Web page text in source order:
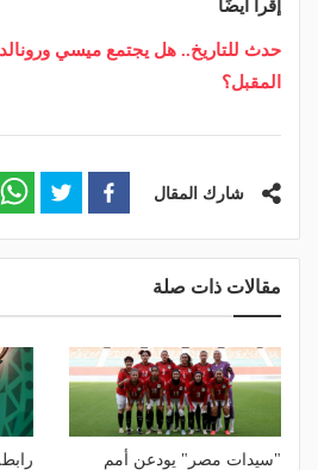
إقرأ أيضًا
حدث للتاريخ.. هل يجتمع ميسي
المقبل؟
شارك المقال
مقالات ذات صلة
"سيدات مصر" يودعن أمم